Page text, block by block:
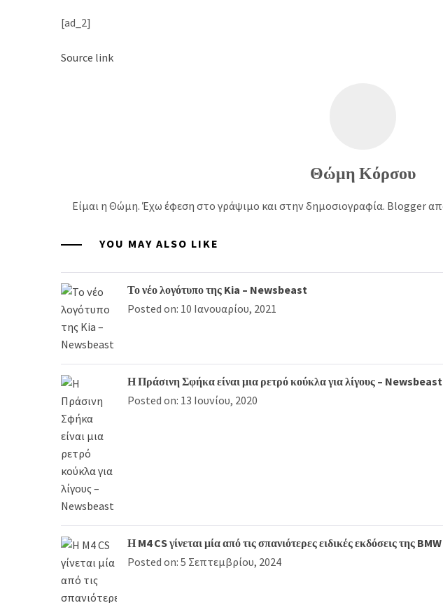
[ad_2]
Source link
Θώμη Κόρσου
Είμαι η Θώμη. Έχω έφεση στο γράψιμο και στην δημοσιογραφία. Blogger
YOU MAY ALSO LIKE
Το νέο λογότυπο της Kia – Newsbeast
Posted on: 10 Ιανουαρίου, 2021
Η Πράσινη Σφήκα είναι μια ρετρό κούκλα για λίγους – Newsbeast
Posted on: 13 Ιουνίου, 2020
Η M4 CS γίνεται μία από τις σπανιότερες ειδικές εκδόσεις της BMW
Posted on: 5 Σεπτεμβρίου, 2024